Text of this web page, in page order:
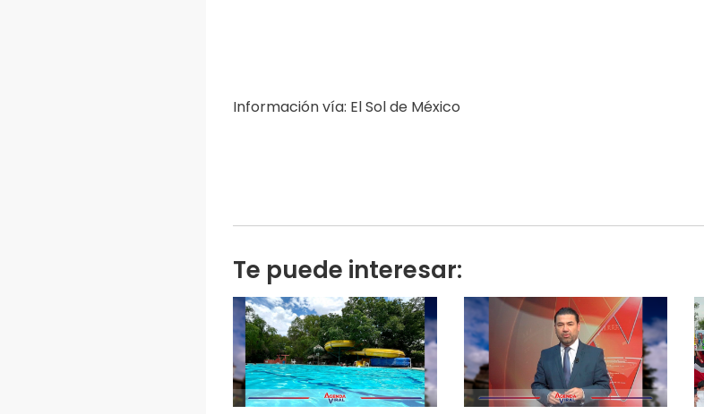
Información vía: El Sol de México
Te puede interesar: